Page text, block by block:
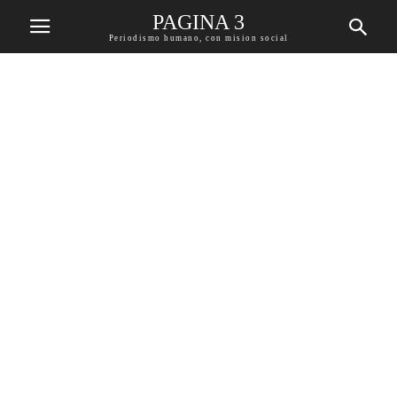
PAGINA 3
Periodismo humano, con mision social